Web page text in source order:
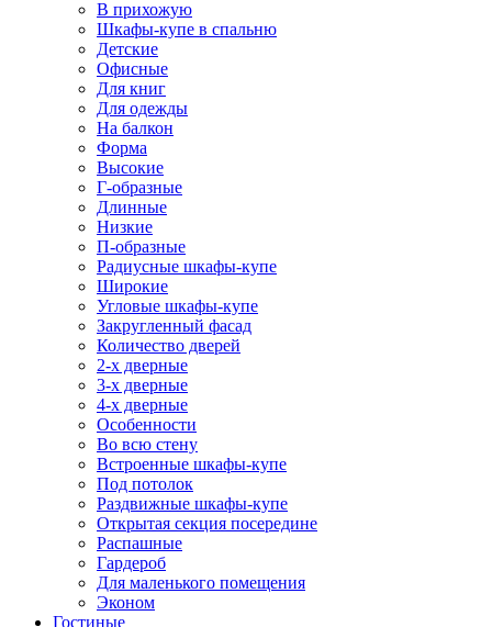
В прихожую
Шкафы-купе в спальню
Детские
Офисные
Для книг
Для одежды
На балкон
Форма
Высокие
Г-образные
Длинные
Низкие
П-образные
Радиусные шкафы-купе
Широкие
Угловые шкафы-купе
Закругленный фасад
Количество дверей
2-х дверные
3-х дверные
4-х дверные
Особенности
Во всю стену
Встроенные шкафы-купе
Под потолок
Раздвижные шкафы-купе
Открытая секция посередине
Распашные
Гардероб
Для маленького помещения
Эконом
Гостиные